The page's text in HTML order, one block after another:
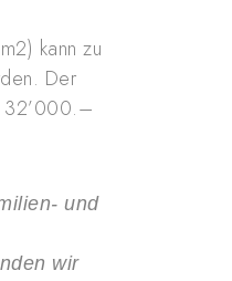
kann zu
Der
32’000.–
und
wir